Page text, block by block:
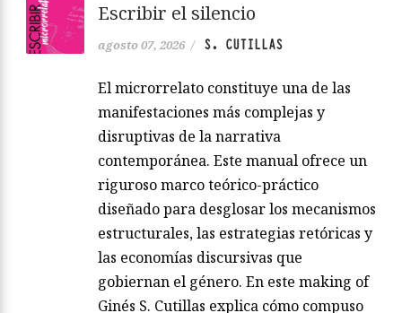
Escribir el silencio
agosto 07, 2026 / S. CUTILLAS
El microrrelato constituye una de las
manifestaciones más complejas y
disruptivas de la narrativa
contemporánea. Este manual ofrece un
riguroso marco teórico-práctico
diseñado para desglosar los mecanismos
estructurales, las estrategias retóricas y
las economías discursivas que
gobiernan el género. En este making of
Ginés S. Cutillas explica cómo compuso